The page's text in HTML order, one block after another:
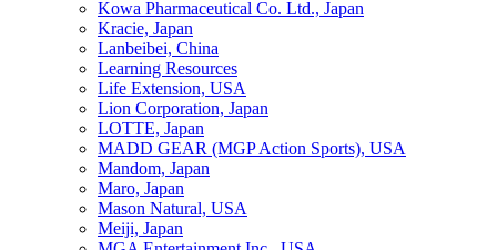
Kowa Pharmaceutical Co. Ltd., Japan
Kracie, Japan
Lanbeibei, China
Learning Resources
Life Extension, USA
Lion Corporation, Japan
LOTTE, Japan
MADD GEAR (MGP Action Sports), USA
Mandom, Japan
Maro, Japan
Mason Natural, USA
Meiji, Japan